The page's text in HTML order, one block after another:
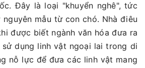
Đây là loại "khuyển nghê", tức
mẫu từ con chó. Nhà điêu
được biết ngành văn hóa đưa ra
sử dụng linh vật ngoại lai trong di
nỗ lực để đưa các linh vật mang